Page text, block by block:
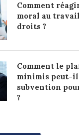
Comment
moral au
droits ?
Comment le
minimis peut-il
subvention
?